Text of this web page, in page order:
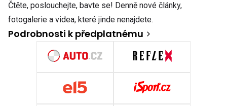
Čtěte, poslouchejte, bavte se! Denně nové články,
fotogalerie a videa, které jinde nenajdete.
Podrobnosti k předplatnému